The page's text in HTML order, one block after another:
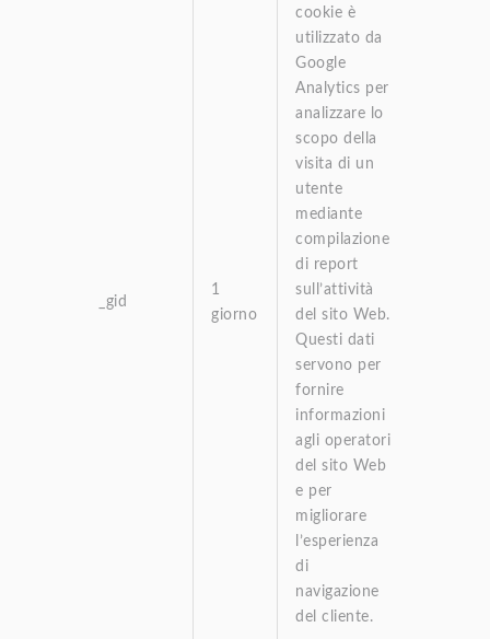
_gid
1
giorno
cookie è
utilizzato da
Google
Analytics per
analizzare lo
scopo della
visita di un
utente
mediante
compilazione
di report
sull’attività
del sito Web.
Questi dati
servono per
fornire
informazioni
agli operatori
del sito Web
e per
migliorare
l’esperienza
di
navigazione
del cliente.